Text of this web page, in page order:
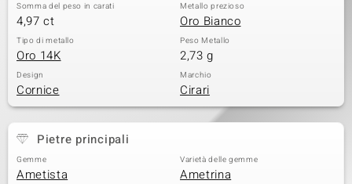
Classics
Somma del peso in carati
4,97 ct
Metallo prezioso
Oro Bianco
Tipo di metallo
Oro 14K
Peso Metallo
2,73 g
Design
Cornice
Marchio
Cirari
Pietre principali
Gemme
Ametista
Varietà delle gemme
Ametrina